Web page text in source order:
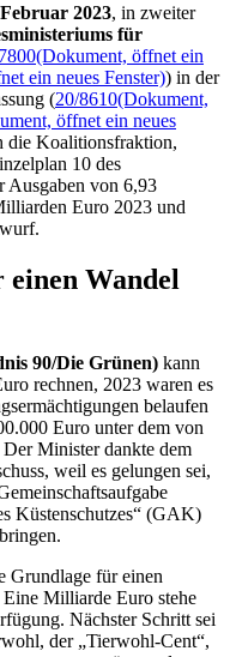
2023, in zweiter
für
(Dokument, öffnet ein
ein neues Fenster)) in der
(20/8610(Dokument,
öffnet ein neues
die Koalitionsfraktion,
10 des
Ausgaben von 6,93
Euro 2023 und
Wandel
90/Die Grünen) kann
rechnen, 2023 waren es
belaufen
Euro unter dem von
Minister dankte dem
weil es gelungen sei,
Küstenschutzes“ (GAK)
Grundlage für einen
Milliarde Euro stehe
Nächster Schritt sei
der „Tierwohl-Cent“,